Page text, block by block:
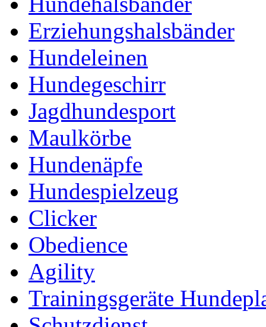
Erziehungshalsbänder
Hundeleinen
Hundegeschirr
Jagdhundesport
Maulkörbe
Hundenäpfe
Hundespielzeug
Clicker
Obedience
Agility
Trainingsgeräte